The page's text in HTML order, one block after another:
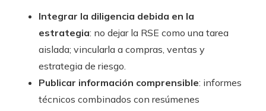
Integrar la diligencia debida en la
estrategia: no dejar la RSE como una tarea
aislada; vincularla a compras, ventas y
estrategia de riesgo.
Publicar información comprensible: informes
técnicos combinados con resúmenes